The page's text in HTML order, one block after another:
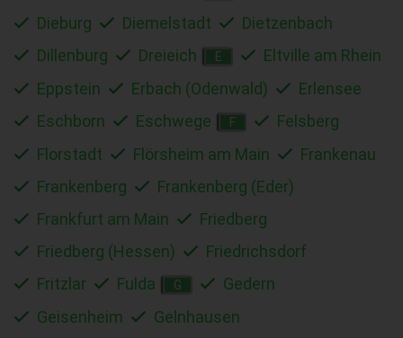
Dieburg
Diemelstadt
Dietzenbach
Dillenburg
Dreieich E
Eltville am Rhein
Eppstein
Erbach (Odenwald)
Erlensee
Eschborn
Eschwege F
Felsberg
Florstadt
Flörsheim am Main
Frankenau
Frankenberg
Frankenberg (Eder)
Frankfurt am Main
Friedberg
Friedberg (Hessen)
Friedrichsdorf
Fritzlar
Fulda G
Gedern
Geisenheim
Gelnhausen